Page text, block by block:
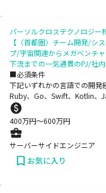
パーソルクロステクノロジー
【〈首都圏〉チーム開発/シ
プ/宇宙関連からメガベンチ
下流までの一気通貫のPJ/社
■必須条件
下記いずれかの言語での開発
Ruby、Go、Swift、Kotlin、
400万円〜600万円
サーバーサイドエンジニア
お気に入り